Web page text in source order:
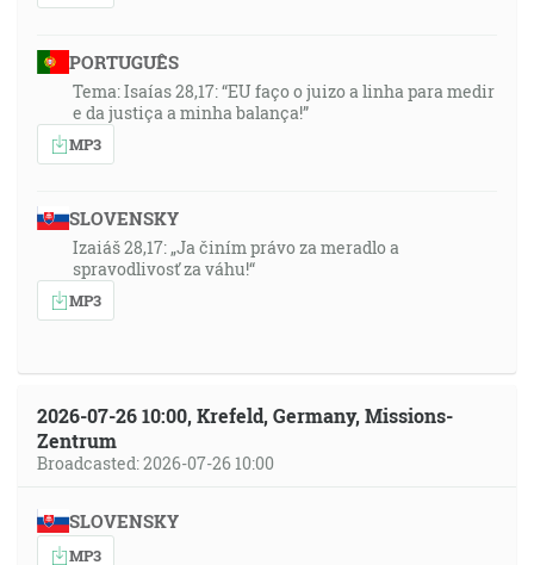
PORTUGUÊS
Tema: Isaías 28,17: “EU faço o juizo a linha para medir
e da justiça a minha balança!”
MP3
SLOVENSKY
Izaiáš 28,17: „Ja činím právo za meradlo a
spravodlivosť za váhu!“
MP3
2026-07-26 10:00, Krefeld, Germany, Missions-
Zentrum
Broadcasted: 2026-07-26 10:00
SLOVENSKY
MP3